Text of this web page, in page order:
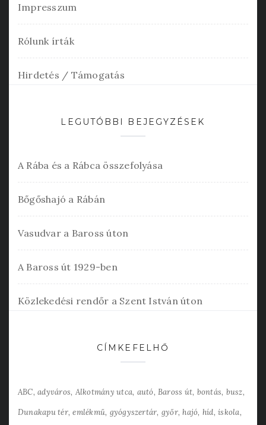
Impresszum
Rólunk írták
Hirdetés / Támogatás
LEGUTÓBBI BEJEGYZÉSEK
A Rába és a Rábca összefolyása
Bőgőshajó a Rábán
Vasudvar a Baross úton
A Baross út 1929-ben
Közlekedési rendőr a Szent István úton
CÍMKEFELHŐ
ABC adyváros Alkotmány utca autó Baross út bontás busz
Dunakapu tér emlékmű gyógyszertár győr hajó híd iskola